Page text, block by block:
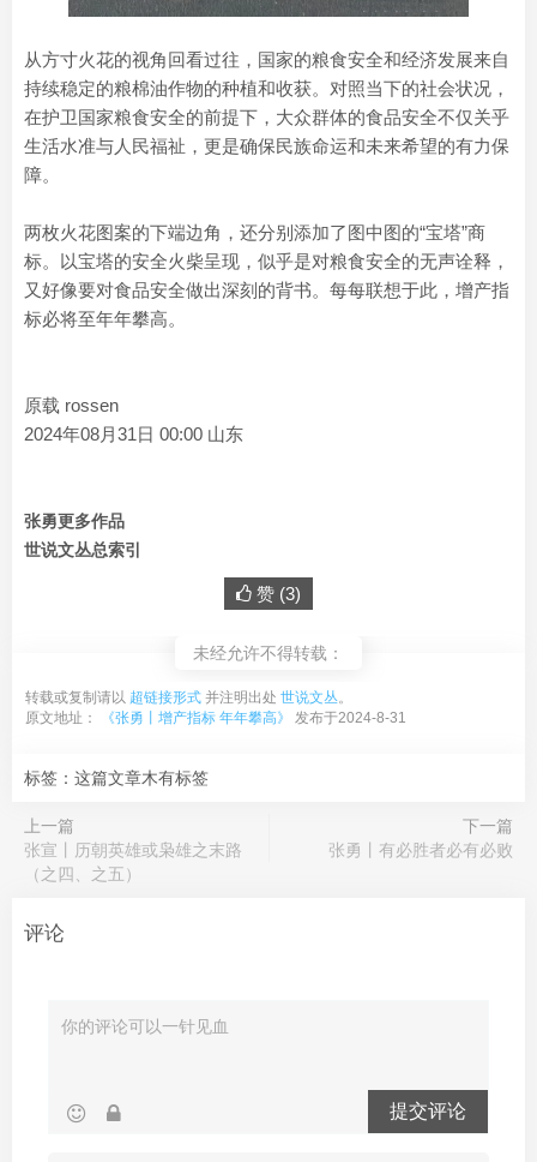
从方寸火花的视角回看过往，国家的粮食安全和经济发展来自
持续稳定的粮棉油作物的种植和收获。对照当下的社会状况，
在护卫国家粮食安全的前提下，大众群体的食品安全不仅关乎
生活水准与人民福祉，更是确保民族命运和未来希望的有力保
障。
两枚火花图案的下端边角，还分别添加了图中图的“宝塔”商
标。以宝塔的安全火柴呈现，似乎是对粮食安全的无声诠释，
又好像要对食品安全做出深刻的背书。每每联想于此，增产指
标必将至年年攀高。
原载 rossen
2024年08月31日 00:00 山东
张勇更多作品
世说文丛总索引
赞 (3)
未经允许不得转载：
转载或复制请以 超链接形式 并注明出处 世说文丛。
原文地址：
《张勇丨增产指标 年年攀高》 发布于2024-8-31
标签：这篇文章木有标签
上一篇
张宣丨历朝英雄或枭雄之末路
（之四、之五）
下一篇
张勇丨有必胜者必有必败
评论
提交评论